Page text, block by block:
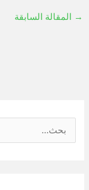
→ المقالة السابقة